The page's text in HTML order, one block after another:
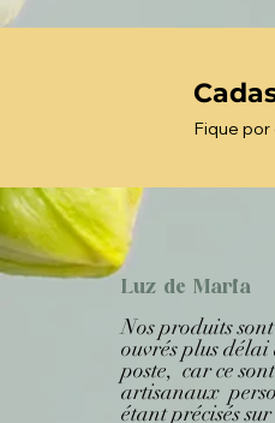
Fique
Luz de Maria
Nos produits
ouvrés plus
poste, car ce
artisanaux
étant précisés